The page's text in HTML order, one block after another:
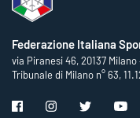
Federazione Italiana
via Piranesi 46, 20137
Tribunale di Milano n° 63,